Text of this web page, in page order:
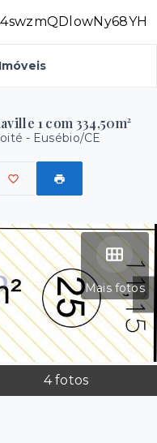
1 com 334,50m²
- Eusébio/CE
Mais fotos
4fotos